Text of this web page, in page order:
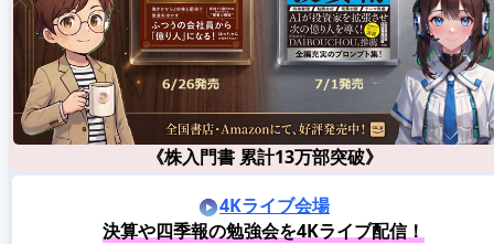
《株入門書 累計13万部突破》
4Kライブ会場
決算や四季報の勉強会を4Kライブ配信！